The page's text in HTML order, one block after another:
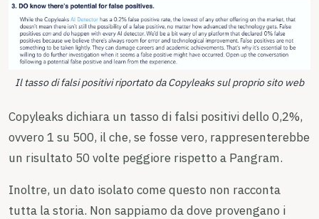
Il tasso di falsi positivi riportato da Copyleaks sul proprio sito web
Copyleaks dichiara un tasso di falsi positivi dello 0,2%,
ovvero 1 su 500, il che, se fosse vero, rappresenterebbe
un risultato 50 volte peggiore rispetto a Pangram.
Inoltre, un dato isolato come questo non racconta
tutta la storia. Non sappiamo da dove provengano i